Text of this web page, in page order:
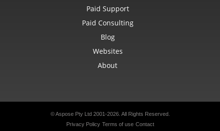
Paid Support
Paid Consulting
Blog
Websites
About
© Aspose Pty Ltd 2001-2026. All Rights Reserved.
Privacy Policy Terms of use Contact